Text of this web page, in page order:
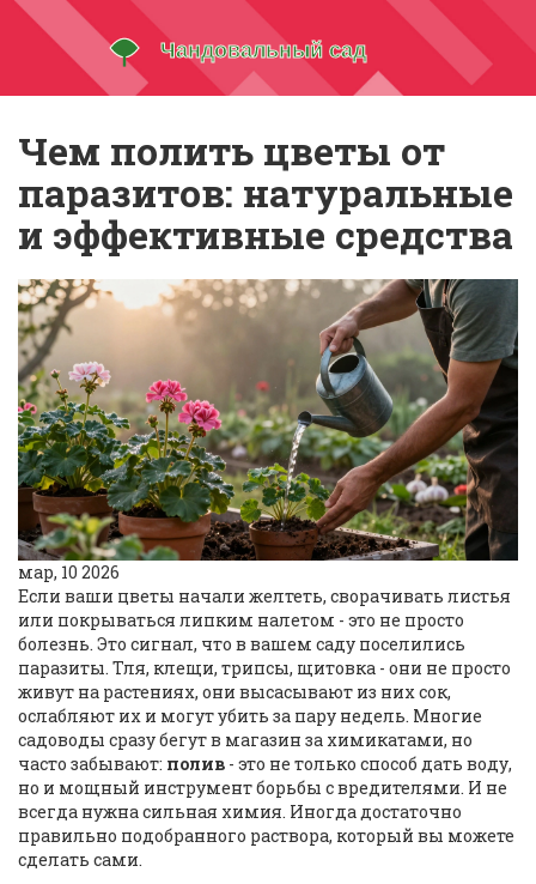
Чем полить цветы от
паразитов: натуральные
и эффективные средства
мар, 10 2026
Если ваши цветы начали желтеть, сворачивать листья
или покрываться липким налетом - это не просто
болезнь. Это сигнал, что в вашем саду поселились
паразиты. Тля, клещи, трипсы, щитовка - они не просто
живут на растениях, они высасывают из них сок,
ослабляют их и могут убить за пару недель. Многие
садоводы сразу бегут в магазин за химикатами, но
часто забывают: полив - это не только способ дать воду,
но и мощный инструмент борьбы с вредителями. И не
всегда нужна сильная химия. Иногда достаточно
правильно подобранного раствора, который вы можете
сделать сами.